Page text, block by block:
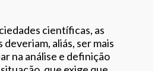
científicas, as
aliás, ser mais
na análise e definição